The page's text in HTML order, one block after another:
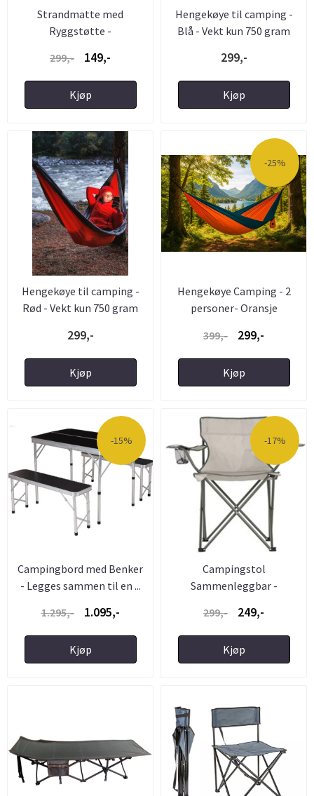
Strandmatte med
Ryggstøtte -
299,- 149,-
Kjøp
Hengekøye til camping -
Blå - Vekt kun 750 gram
299,-
Kjøp
Hengekøye til camping -
Rød - Vekt kun 750 gram
299,-
Kjøp
-25%
Hengekøye Camping - 2
personer- Oransje
399,-
299,-
Kjøp
-15%
Campingbord med Benker
- Legges sammen til en ...
1.295,-
1.095,-
Kjøp
-17%
Campingstol
Sammenleggbar -
299,- 249,-
Kjøp